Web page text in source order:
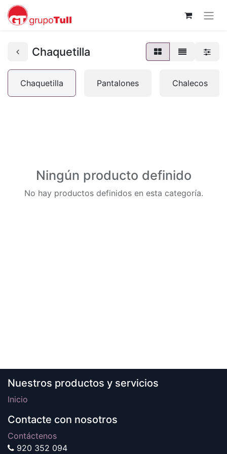
Chaquetilla
Chaquetilla Pantalones Chalecos
Ningún producto definido
No hay productos definidos en esta categoría.
Nuestros productos y servicios
Inicio
Contacte con nosotros
Contáctenos
920 352 094